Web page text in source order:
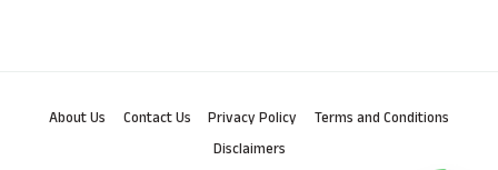
About Us Contact Us Privacy Policy
Terms and Conditions
Disclaimers